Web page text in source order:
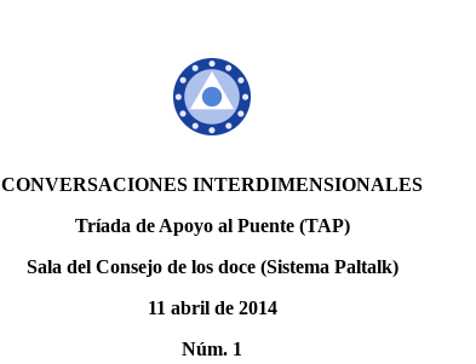
CONVERSACIONES INTERDIMENSIONALES
Tríada de Apoyo al Puente (TAP)
Sala del Consejo de los doce (Sistema Paltalk)
11 abril de 2014
Núm. 1